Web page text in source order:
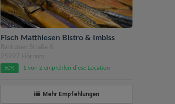
Fisch Matthiesen Bistro & Imbiss
Rantumer Straße 8
25997 Hörnum
50% 1 von 2 empfehlen diese Location
Mehr Empfehlungen